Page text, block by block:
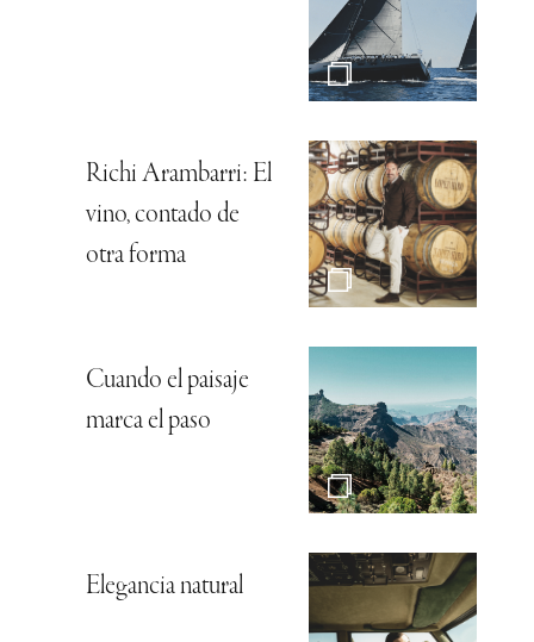
Richi Arambarri: El
vino, contado de
otra forma
Cuando el paisaje
marca el paso
Elegancia natural